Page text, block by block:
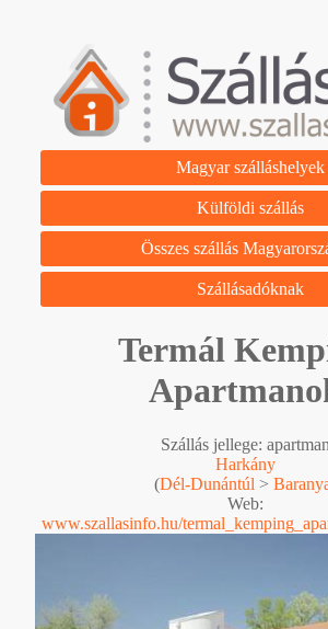
Magyar szálláshelyek
Külföldi szállás
Összes szállás
Szállásadóknak
Termál
Szállás jellege: apartman
Harkány
(Dél-Dunántúl >
Web:
www.szallasinfo.hu/